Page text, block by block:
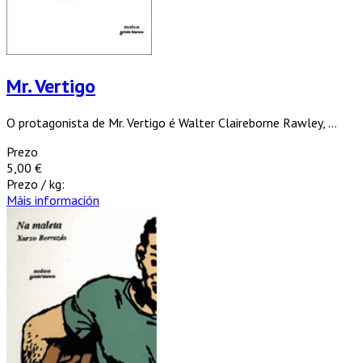
Mr. Vertigo
O protagonista de Mr. Vertigo é Walter Claireborne Rawley, ...
Prezo
5,00 €
Prezo / kg:
Máis información